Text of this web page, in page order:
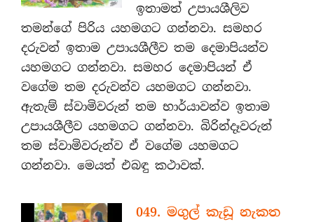
ඉතාමත් උපායශීලිව
තමන්ගේ පිරිය යහමගට ගන්නවා. සමහර
දරුවන් ඉතාම උපායශීලීව තම දෙමාපියන්ව
යහමගට ගන්නවා. සමහර දෙමාපියන් ඒ
වගේම තම දරුවන්ව යහමගට ගන්නවා.
ඇතැම් ස්වාමිවරුන් තම භාර්යාවන්ව ඉතාම
උපායශීලීව යහමගට ගන්නවා. බිරින්දෑවරුන්
තම ස්වාමිවරුන්ව ඒ වගේම යහමගට
ගන්නවා. මෙයත් එබඳු කථාවක්.
049. මගුල් කැඩූ නැකත